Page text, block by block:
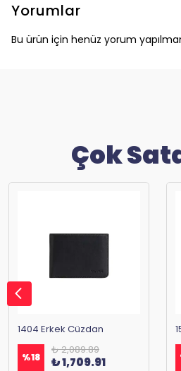
Yorumlar
Bu ürün için henüz yorum
Çok
1404 Erkek Cüzdan
%18
₺ 2,089.89
₺ 1,709.91